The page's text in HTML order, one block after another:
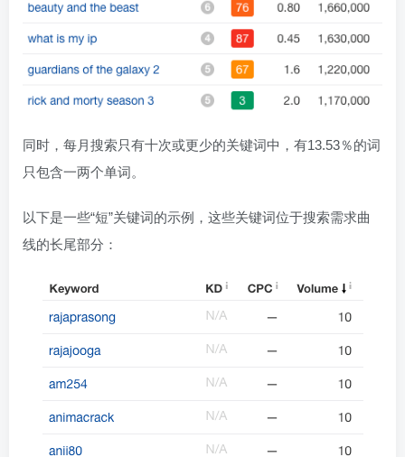
同时，每月搜索只有十次或更少的关键词中，有13.53％的词
只包含一两个单词。
以下是一些“短”关键词的示例，这些关键词位于搜索需求曲
线的长尾部分：